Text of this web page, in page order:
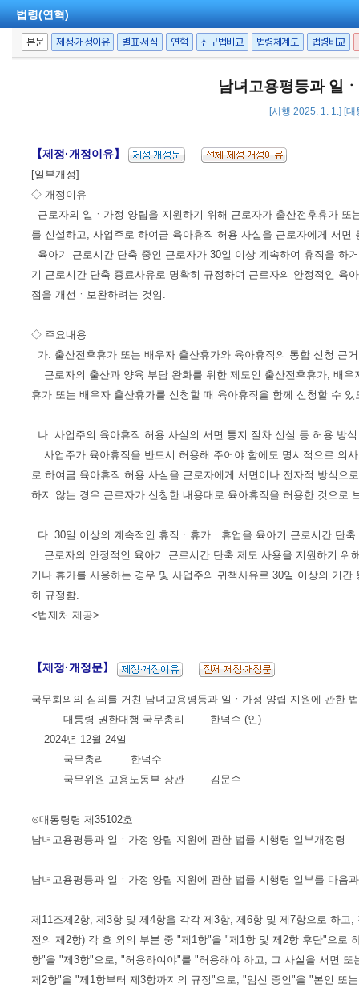
법령(연혁)
본문 제정·개정이유 별표·서식 연혁 신구법비교 법령체계도 법령비교
남녀고용평등과 일
[시행 2025. 1. 1.] [
【제정·개정이유】
[일부개정]
◇ 개정이유
근로자의 일ㆍ가정 양립을 지원하기 위해 근로자가 출산전후휴가
를 신설하고, 사업주로 하여금 육아휴직 허용 사실을 근로자에게 서
육아기 근로시간 단축 중인 근로자가 30일 이상 계속하여 휴직을 하
기 근로시간 단축 종료사유로 명확히 규정하여 근로자의 안정적인 육
점을 개선ㆍ보완하려는 것임.
◇ 주요내용
가. 출산전후휴가 또는 배우자 출산휴가와 육아휴직의 통합 신청 근
근로자의 출산과 양육 부담 완화를 위한 제도인 출산전후휴가, 배
휴가 또는 배우자 출산휴가를 신청할 때 육아휴직을 함께 신청할 수
나. 사업주의 육아휴직 허용 사실의 서면 통지 절차 신설 등 허용 방
사업주가 육아휴직을 반드시 허용해 주어야 함에도 명시적으로 의
로 하여금 육아휴직 허용 사실을 근로자에게 서면이나 전자적 방식으
하지 않는 경우 근로자가 신청한 내용대로 육아휴직을 허용한 것으로
다. 30일 이상의 계속적인 휴직ㆍ휴가ㆍ휴업을 육아기 근로시간 단
근로자의 안정적인 육아기 근로시간 단축 제도 사용을 지원하기 위
거나 휴가를 사용하는 경우 및 사업주의 귀책사유로 30일 이상의 기
히 규정함.
<법제처 제공>
【제정·개정문】
국무회의의 심의를 거친 남녀고용평등과 일ㆍ가정 양립 지원에 관한
대통령 권한대행 국무총리 한덕수 (인)
2024년 12월 24일
국무총리 한덕수
국무위원 고용노동부 장관 김문수
⊙대통령령 제35102호
남녀고용평등과 일ㆍ가정 양립 지원에 관한 법률 시행령 일부개정령
남녀고용평등과 일ㆍ가정 양립 지원에 관한 법률 시행령 일부를 다음
제11조제2항, 제3항 및 제4항을 각각 제3항, 제6항 및 제7항으로 하
전의 제2항) 각 호 외의 부분 중 "제1항"을 "제1항 및 제2항 후단"으로
항"을 "제3항"으로, "허용하여야"를 "허용해야 하고, 그 사실을 서면
제2항"을 "제1항부터 제3항까지의 규정"으로, "임신 중인"을 "본인 또